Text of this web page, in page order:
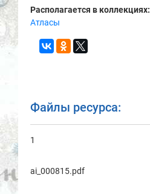
Располагается в коллекциях:
Атласы
Файлы ресурса:
1
ai_000815.pdf